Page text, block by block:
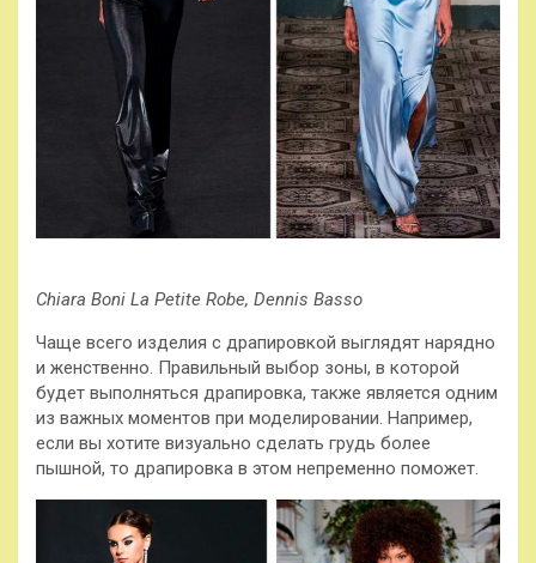
Chiara Boni La Petite Robe, Dennis Basso
Чаще всего изделия с драпировкой выглядят нарядно
и женственно. Правильный выбор зоны, в которой
будет выполняться драпировка, также является одним
из важных моментов при моделировании. Например,
если вы хотите визуально сделать грудь более
пышной, то драпировка в этом непременно поможет.